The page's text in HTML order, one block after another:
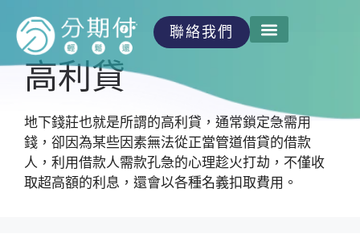
聯絡我們
高利貸
地下錢莊也就是所謂的高利貸，通常鎖定急需用
錢，卻因為某些因素無法從正當管道借貸的借款
人，利用借款人需款孔急的心理趁火打劫，不僅收
取超高額的利息，還會以各種名義扣取費用。